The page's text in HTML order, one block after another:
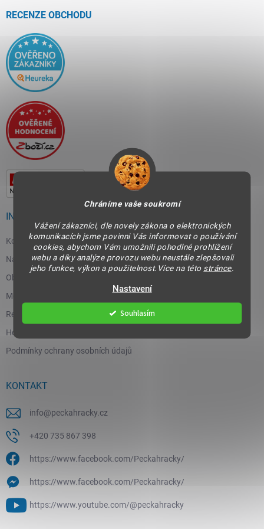
Chráníme vaše soukromí
Vážení zákazníci, dle novely zákona o elektronických
komunikacích jsme povinni Vás informovat o používání
cookies, abychom Vám umožnili pohodlné prohlížení
webu a díky analýze provozu webu neustále zlepšovali
jeho funkce, výkon a použitelnost.Více na této stránce.
Nastavení
Souhlasím
RECENZE OBCHODU
INFORMACE PRO VÁS
Kontakty
Napište nám
Obchodní podmínky
Moje objednávka
Reklamace a vrácení zboží
Hodnocení obchodu
Podmínky ochrany osobních údajů
KONTAKT
info@peckahracky.cz
+420 735 867 398
https://www.facebook.com/Peckahracky/
https://www.facebook.com/Peckahracky/
https://www.youtube.com/@peckahracky